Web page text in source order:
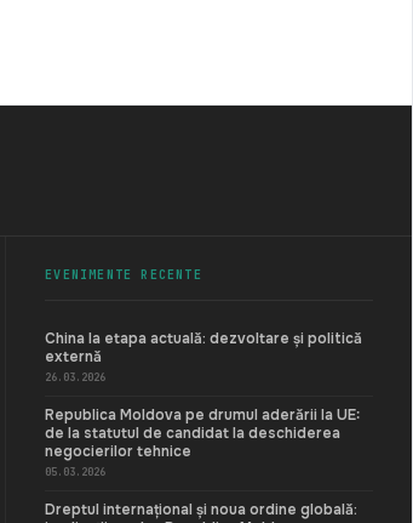
EVENIMENTE RECENTE
China la etapa actuală: dezvoltare și politică
externă
26.03.2026
Republica Moldova pe drumul aderării la UE:
de la statutul de candidat la deschiderea
negocierilor tehnice
05.03.2026
Dreptul internațional și noua ordine globală: